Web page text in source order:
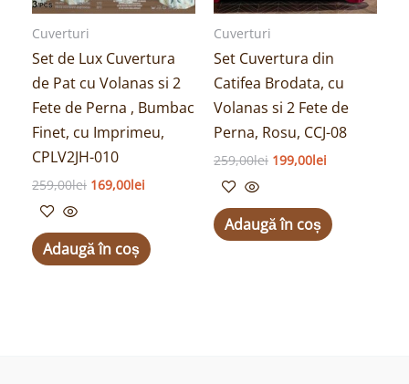
Cuverturi
Set de Lux Cuvertura
de Pat cu Volanas si 2
Fete de Perna , Bumbac
Finet, cu Imprimeu,
CPLV2JH-010
259,00lei 169,00lei
Adaugă în coș
Cuverturi
Set Cuvertura din
Catifea Brodata, cu
Volanas si 2 Fete de
Perna, Rosu, CCJ-08
259,00lei 199,00lei
Adaugă în coș